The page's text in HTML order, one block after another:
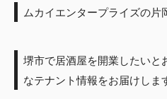
ムカイエンタープライズの片
堺市で居酒屋を開業したいと
なテナント情報をお届けしま